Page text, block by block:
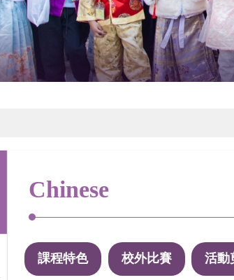
Chinese
課程特色 校外比賽 活動